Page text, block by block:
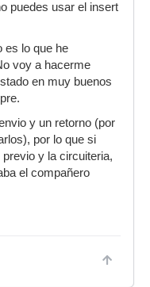
puedes usar el insert
es lo que he
voy a hacerme
en muy buenos
y un retorno (por
por lo que si
y la circuiteria,
el compañero